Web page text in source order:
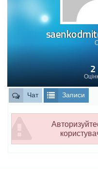
2
Чат Записи